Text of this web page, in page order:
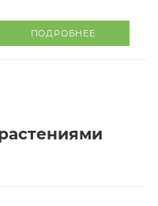
ПОДРОБНЕЕ